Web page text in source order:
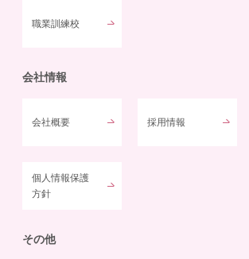
職業訓練校
会社情報
会社概要 採用情報
個人情報保護
方針
その他